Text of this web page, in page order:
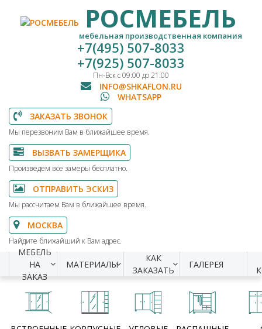
РОСМЕБЕЛЬ
мебельная производственная компания
+7(495) 507-8033
+7(925) 507-8033
Пн-Вск с 09:00 до 21:00
INFO@SHKAFLON.RU
WHATSAPP
ЗАКАЗАТЬ ЗВОНОК
Мы перезвоним Вам в ближайшее время.
ВЫЗВАТЬ ЗАМЕРЩИКА
Произведем все замеры бесплатно.
ОТПРАВИТЬ ЭСКИЗ
Мы рассчитаем Вам в ближайшее время.
МОСКВА
Найдите ближайший к Вам адрес.
МЕБЕЛЬ
НА
ЗАКАЗ
МАТЕРИАЛЫ
КАК
ЗАКАЗАТЬ
ГАЛЕРЕЯ